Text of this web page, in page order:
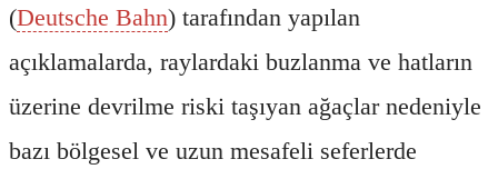
(Deutsche Bahn) tarafından yapılan
açıklamalarda, raylardaki buzlanma ve hatların
üzerine devrilme riski taşıyan ağaçlar nedeniyle
bazı bölgesel ve uzun mesafeli seferlerde